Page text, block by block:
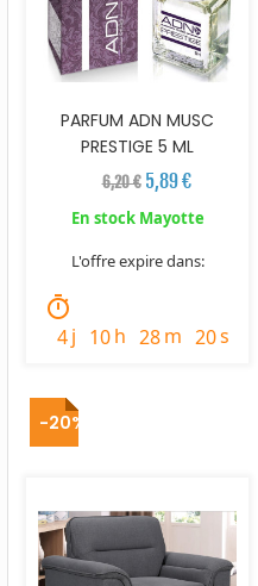
PARFUM ADN MUSC
PRESTIGE 5 ML
6,20 € 5,89 €
En stock Mayotte
L'offre expire dans:
timer
4j 10h 28m 19s
-20%